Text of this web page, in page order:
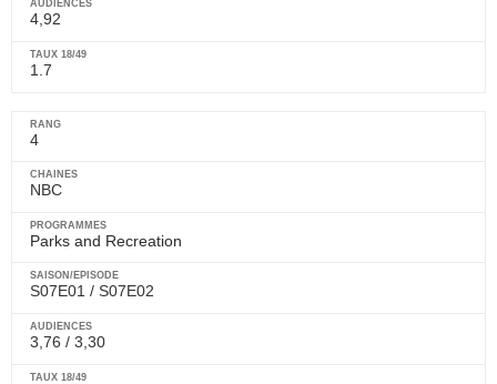
4,92
1.7
4
NBC
Parks and Recreation
S07E01 / S07E02
3,76 / 3,30